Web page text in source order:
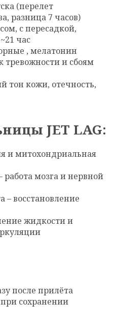
(перелет
разница 7 часов)
с пересадкой,
час
, мелатонин
тревожности и сбоям
тон кожи, отечность,
JET LAG:
и митохондриальная
мозга и нервной
– восстановление
жидкости и
после прилёта
сохранении